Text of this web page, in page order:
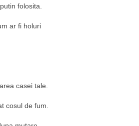
folosita.
ar fi holuri
casei tale.
cosul de fum.